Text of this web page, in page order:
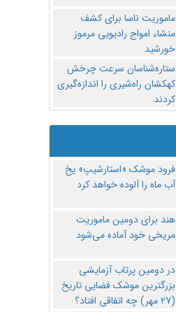
ماموریت ناسا برای کشف
منشاء امواج رادیویی مرموز
خورشید
ستاره‌شناسان سرعت چرخش
کهکشان راه‌شیری را اندازه‌گیری
کردند
فرود موشک «استارشیپ» یخ
آب ماه را آلوده خواهد کرد
هند برای دومین ماموریت
مریخی خود آماده می‌شود
در دومین پرتاب آزمایشی
بزرگترین موشک فضایی تاریخ
(27 مهر‌) چه اتفاقی افتاد؟